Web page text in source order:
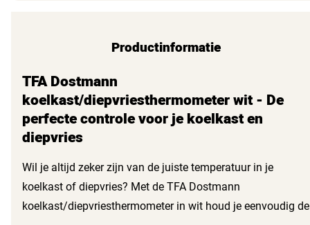
Productinformatie
TFA Dostmann
koelkast/diepvriesthermometer wit - De
perfecte controle voor je koelkast en
diepvries
Wil je altijd zeker zijn van de juiste temperatuur in je
koelkast of diepvries? Met de TFA Dostmann
koelkast/diepvriesthermometer in wit houd je eenvoudig de